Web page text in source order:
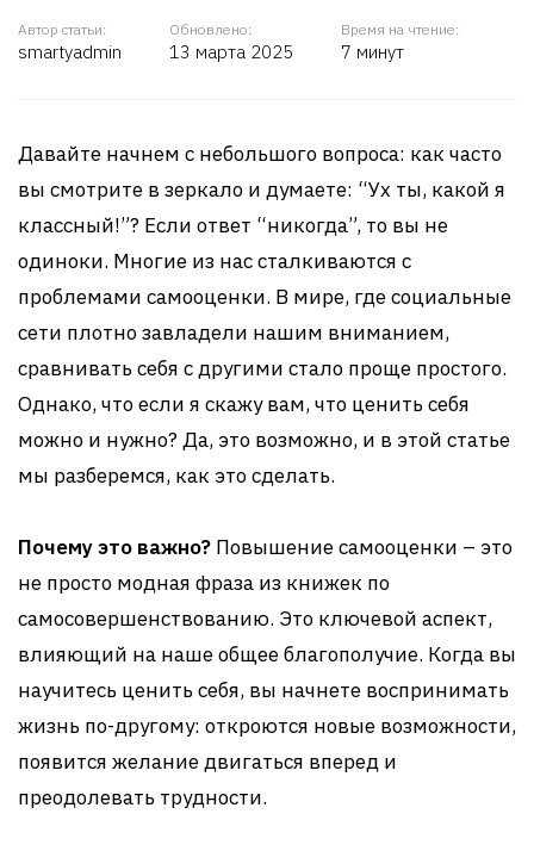
Автор статьи:
smartyadmin
Обновлено:
13 марта 2025
Время на чтение:
7 минут
Давайте начнем с небольшого вопроса: как часто
вы смотрите в зеркало и думаете: “Ух ты, какой я
классный!”? Если ответ “никогда”, то вы не
одиноки. Многие из нас сталкиваются с
проблемами самооценки. В мире, где социальные
сети плотно завладели нашим вниманием,
сравнивать себя с другими стало проще простого.
Однако, что если я скажу вам, что ценить себя
можно и нужно? Да, это возможно, и в этой статье
мы разберемся, как это сделать.
Почему это важно? Повышение самооценки – это
не просто модная фраза из книжек по
самосовершенствованию. Это ключевой аспект,
влияющий на наше общее благополучие. Когда вы
научитесь ценить себя, вы начнете воспринимать
жизнь по-другому: откроются новые возможности,
появится желание двигаться вперед и
преодолевать трудности.